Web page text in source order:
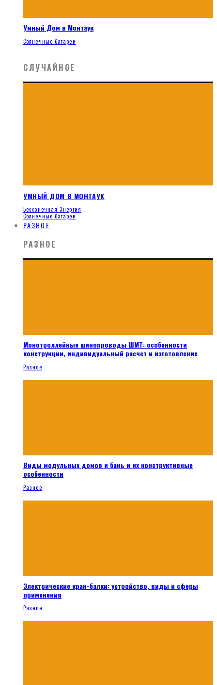
Умный Дом в Монтаук
Солнечные батареи
СЛУЧАЙНОЕ
УМНЫЙ ДОМ В МОНТАУК
Бесконечная Энергия
Солнечные батареи
РАЗНОЕ
РАЗНОЕ
Монотроллейные шинопроводы ШМТ: особенности
конструкции, индивидуальный расчет и изготовление
Разное
Виды модульных домов и бань и их конструктивные
особенности
Разное
Электрические кран-балки: устройство, виды и сферы
применения
Разное